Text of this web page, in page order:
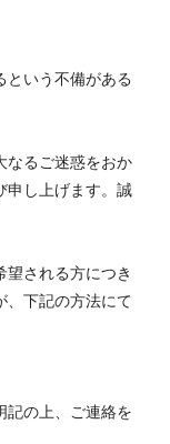
という不備がある
なるご迷惑をおか
申し上げます。誠
望される方につき
、下記の方法にて
記の上、ご連絡を